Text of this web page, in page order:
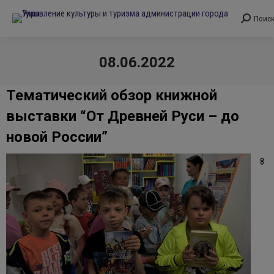
Поиск:
Поиск
08.06.2022
Тематический обзор книжной
выставки “От Древней Руси – до
новой России”
8